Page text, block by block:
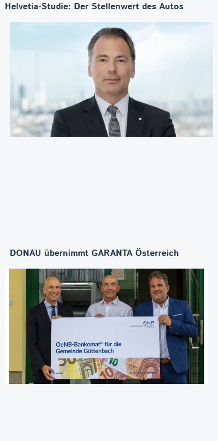
Helvetia-Studie: Der Stellenwert des Autos
DONAU übernimmt GARANTA Österreich